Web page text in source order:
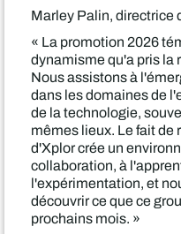
Marley Palin, directrice
« La promotion 2026
dynamisme qu'a pris la
Nous assistons à
dans les domaines de
de la technologie,
mêmes lieux. Le fait de
d'Xplor crée un
collaboration, à
l'expérimentation, et
découvrir ce que ce
prochains mois. »